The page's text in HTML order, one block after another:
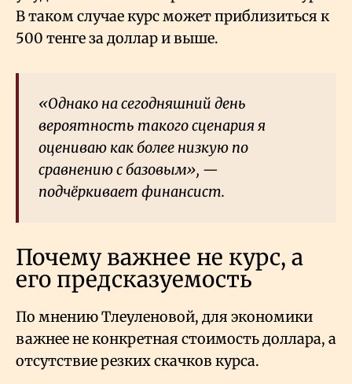
В таком случае курс может приблизиться к
500 тенге за доллар и выше.
«Однако на сегодняшний день
вероятность такого сценария я
оцениваю как более низкую по
сравнению с базовым», —
подчёркивает финансист.
Почему важнее не курс, а
его предсказуемость
По мнению Тлеуленовой, для экономики
важнее не конкретная стоимость доллара, а
отсутствие резких скачков курса.